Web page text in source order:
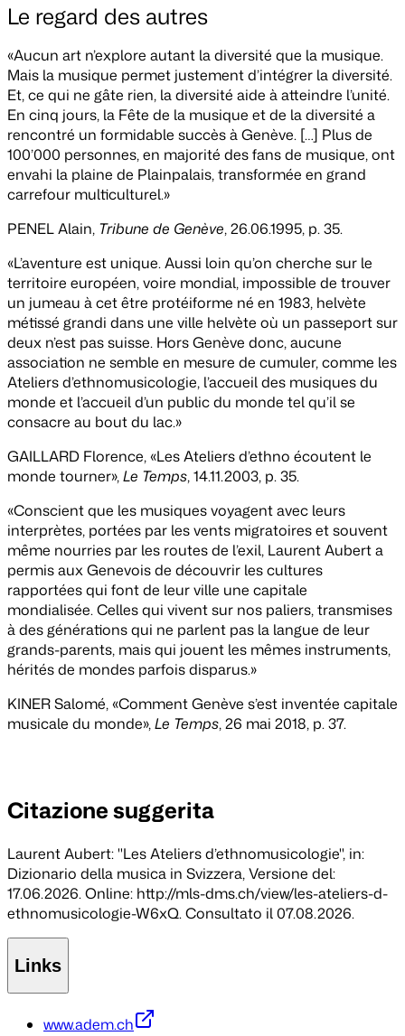
Le regard des autres
«Aucun art n’explore autant la diversité que la musique.
Mais la musique permet justement d’intégrer la diversité.
Et, ce qui ne gâte rien, la diversité aide à atteindre l’unité.
En cinq jours, la Fête de la musique et de la diversité a
rencontré un formidable succès à Genève. […] Plus de
100’000 personnes, en majorité des fans de musique, ont
envahi la plaine de Plainpalais, transformée en grand
carrefour multiculturel.»
PENEL Alain, Tribune de Genève, 26.06.1995, p. 35.
«L’aventure est unique. Aussi loin qu’on cherche sur le
territoire européen, voire mondial, impossible de trouver
un jumeau à cet être protéiforme né en 1983, helvète
métissé grandi dans une ville helvète où un passeport sur
deux n’est pas suisse. Hors Genève donc, aucune
association ne semble en mesure de cumuler, comme les
Ateliers d’ethnomusicologie, l’accueil des musiques du
monde et l’accueil d’un public du monde tel qu’il se
consacre au bout du lac.»
GAILLARD Florence, «Les Ateliers d’ethno écoutent le
monde tourner»,Le Temps, 14.11.2003, p. 35.
«Conscient que les musiques voyagent avec leurs
interprètes, portées par les vents migratoires et souvent
même nourries par les routes de l’exil, Laurent Aubert a
permis aux Genevois de découvrir les cultures
rapportées qui font de leur ville une capitale
mondialisée. Celles qui vivent sur nos paliers, transmises
à des générations qui ne parlent pas la langue de leur
grands-parents, mais qui jouent les mêmes instruments,
hérités de mondes parfois disparus.»
KINER Salomé, «Comment Genève s’est inventée capitale
musicale du monde»,Le Temps, 26 mai 2018, p. 37.
Citazione suggerita
Laurent Aubert: "Les Ateliers d’ethnomusicologie", in:
Dizionario della musica in Svizzera, Versione del:
17.06.2026. Online: http://mls-dms.ch/view/les-ateliers-d-
ethnomusicologie-W6xQ. Consultato il 07.08.2026.
Links
www.adem.ch